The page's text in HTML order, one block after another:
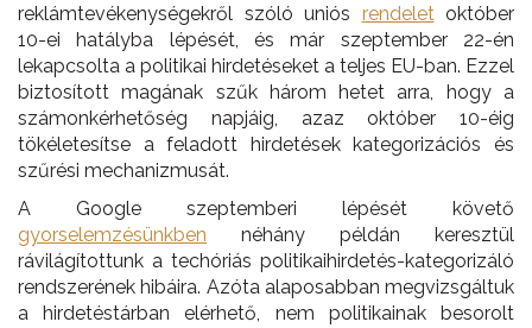
reklámtevékenységekről szóló uniós rendeletoktóber
10-ei hatályba lépését, és már szeptember 22-én
lekapcsolta a politikai hirdetéseket a teljes EU-ban. Ezzel
biztosított magának szűk három hetet arra, hogy a
számonkérhetőség napjáig, azaz október 10-éig
tökéletesítse a feladott hirdetések kategorizációs és
szűrési mechanizmusát.
A Google szeptemberi lépését követő
gyorselemzésünkben néhány példán keresztül
rávilágítottunk a techóriás politikaihirdetés-kategorizáló
rendszerének hibáira. Azóta alaposabban megvizsgáltuk
a hirdetéstárban elérhető, nem politikainak besorolt